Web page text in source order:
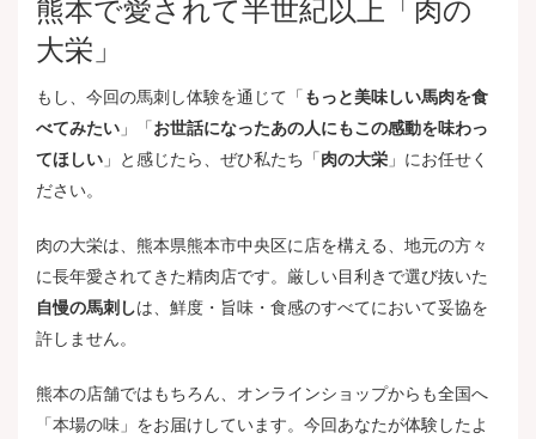
熊本で愛されて半世紀以上「肉の
大栄」
もし、今回の馬刺し体験を通じて「 もっと美味しい馬肉を食
べてみたい 」「お世話になったあの人にもこの感動を味わっ
てほしい 」と感じたら、ぜひ私たち「肉の大栄 」にお任せく
ださい。
肉の大栄は、熊本県熊本市中央区に店を構える、地元の方々
に長年愛されてきた精肉店です。厳しい目利きで選び抜いた
自慢の馬刺しは、鮮度・旨味・食感のすべてにおいて妥協を
許しません。
熊本の店舗ではもちろん、オンラインショップからも全国へ
「本場の味」をお届けしています。今回あなたが体験したよ